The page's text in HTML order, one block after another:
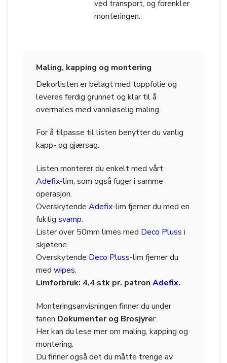
ved transport, og forenkler
monteringen.
Maling, kapping og montering
Dekorlisten er belagt med toppfolie og
leveres ferdig grunnet og klar til å
overmales med vannløselig maling.
For å tilpasse til listen benytter du vanlig
kapp- og gjærsag.
Listen monterer du enkelt med vårt
Adefix-lim, som også fuger i samme
operasjon.
Overskytende Adefix-lim fjerner du med en
fuktig svamp.
Lister over 50mm limes med Deco Pluss i
skjøtene.
Overskytende Deco Pluss-lim fjerner du
med wipes.
Limforbruk: 4,4 stk pr. patron Adefix.
Monteringsanvisningen finner du under
fanen Dokumenter og Brosjyrer.
Her kan du lese mer om maling, kapping og
montering.
Du finner også det du måtte trenge av